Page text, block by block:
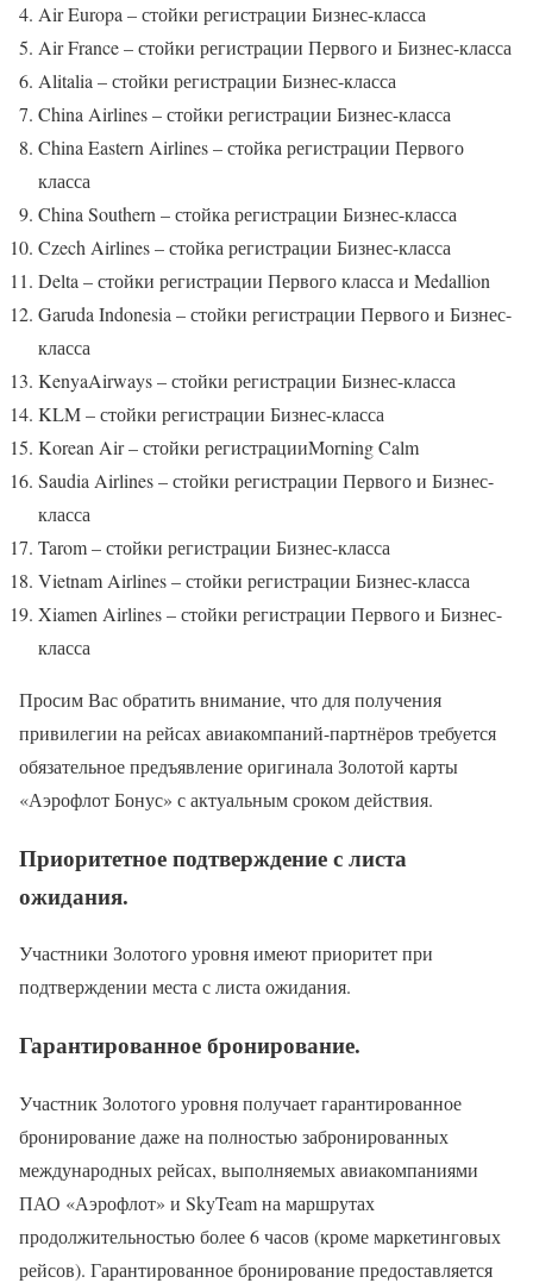
Air Europa – стойки регистрации Бизнес-класса
Air France – стойки регистрации Первого и Бизнес-класса
Alitalia – стойки регистрации Бизнес-класса
China Airlines – стойки регистрации Бизнес-класса
China Eastern Airlines – стойка регистрации Первого
класса
China Southern – стойка регистрации Бизнес-класса
Czech Airlines – стойка регистрации Бизнес-класса
Delta – стойки регистрации Первого класса и Medallion
Garuda Indonesia – стойки регистрации Первого и Бизнес-
класса
KenyaAirways – стойки регистрации Бизнес-класса
KLM – стойки регистрации Бизнес-класса
Korean Air – стойки регистрацииMorning Calm
Saudia Airlines – стойки регистрации Первого и Бизнес-
класса
Tarom – стойки регистрации Бизнес-класса
Vietnam Airlines – стойки регистрации Бизнес-класса
Xiamen Airlines – стойки регистрации Первого и Бизнес-
класса
Просим Вас обратить внимание, что для получения
привилегии на рейсах авиакомпаний-партнёров требуется
обязательное предъявление оригинала Золотой карты
«Аэрофлот Бонус» с актуальным сроком действия.
Приоритетное подтверждение с листа
ожидания.
Участники Золотого уровня имеют приоритет при
подтверждении места с листа ожидания.
Гарантированное бронирование.
Участник Золотого уровня получает гарантированное
бронирование даже на полностью забронированных
международных рейсах, выполняемых авиакомпаниями
ПАО «Аэрофлот» и SkyTeam на маршрутах
продолжительностью более 6 часов (кроме маркетинговых
рейсов). Гарантированное бронирование предоставляется